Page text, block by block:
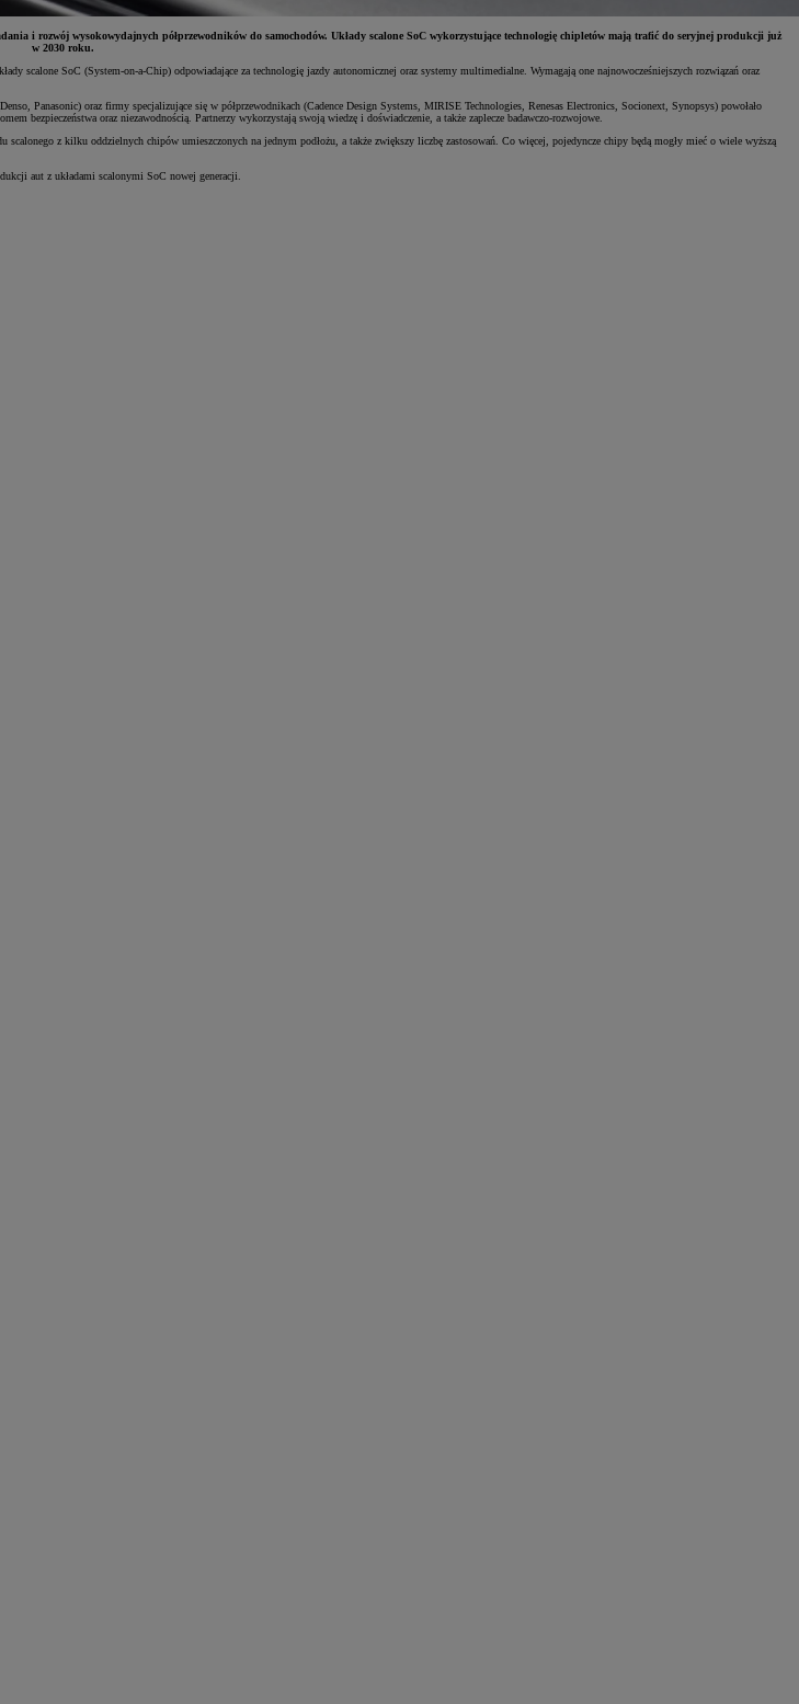
i rozwój wysokowydajnych półprzewodników do samochodów. Układy scalone SoC wykorzystujące technologię chipletów mają trafić do seryjnej produkcji już
w 2030 roku.
scalone SoC (System-on-a-Chip) odpowiadające za technologię jazdy autonomicznej oraz systemy multimedialne. Wymagają one najnowocześniejszych rozwiązań oraz
Panasonic) oraz firmy specjalizujące się w półprzewodnikach (Cadence Design Systems, MIRISE Technologies, Renesas Electronics, Socionext, Synopsys) powołało
bezpieczeństwa oraz niezawodnością. Partnerzy wykorzystają swoją wiedzę i doświadczenie, a także zaplecze badawczo-rozwojowe.
z kilku oddzielnych chipów umieszczonych na jednym podłożu, a także zwiększy liczbę zastosowań. Co więcej, pojedyncze chipy będą mogły mieć o wiele wyższą
aut z układami scalonymi SoC nowej generacji.